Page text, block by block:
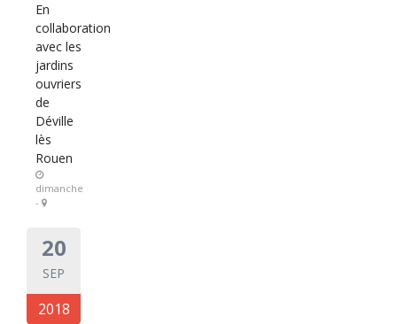
En
collaboration
avec les
jardins
ouvriers
de
Déville
lès
Rouen
dimanche
-
20
SEP
2018